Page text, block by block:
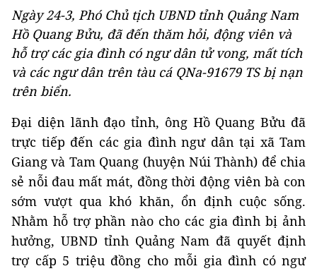
Ngày 24-3, Phó Chủ tịch UBND tỉnh Quảng Nam
Hồ Quang Bửu, đã đến thăm hỏi, động viên và
hỗ trợ các gia đình có ngư dân tử vong, mất tích
và các ngư dân trên tàu cá QNa-91679 TS bị nạn
trên biển.
Đại diện lãnh đạo tỉnh, ông Hồ Quang Bửu đã
trực tiếp đến các gia đình ngư dân tại xã Tam
Giang và Tam Quang (huyện Núi Thành) để chia
sẻ nỗi đau mất mát, đồng thời động viên bà con
sớm vượt qua khó khăn, ổn định cuộc sống.
Nhằm hỗ trợ phần nào cho các gia đình bị ảnh
hưởng, UBND tỉnh Quảng Nam đã quyết định
trợ cấp 5 triệu đồng cho mỗi gia đình có ngư